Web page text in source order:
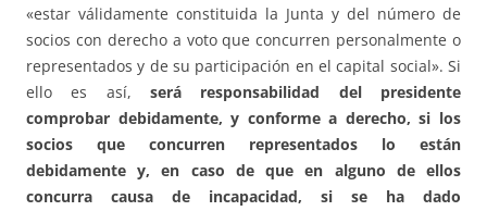
«estar válidamente constituida la Junta y del número de
socios con derecho a voto que concurren personalmente o
representados y de su participación en el capital social». Si
ello es así, será responsabilidad del presidente
comprobar debidamente, y conforme a derecho, si los
socios que concurren representados lo están
debidamente y, en caso de que en alguno de ellos
concurra causa de incapacidad, si se ha dado